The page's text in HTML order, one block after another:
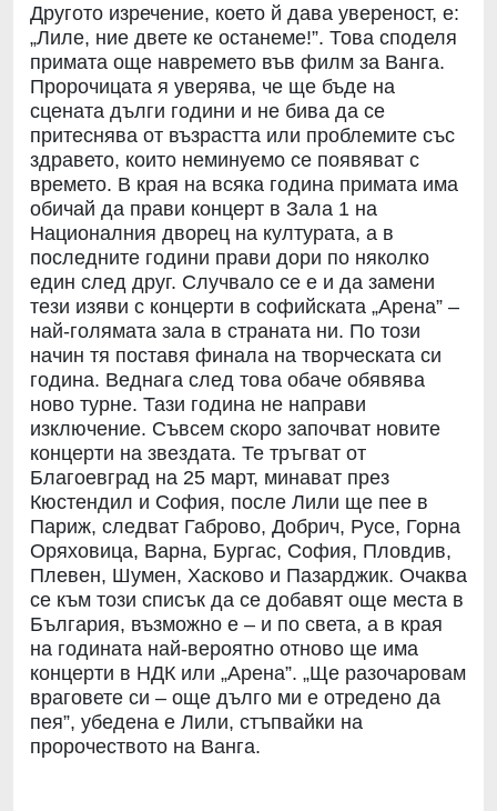
Другото изречение, което й дава увереност, е:
„Лиле, ние двете ке останеме!”. Това споделя
примата още навремето във филм за Ванга.
Пророчицата я уверява, че ще бъде на
сцената дълги години и не бива да се
притеснява от възрастта или проблемите със
здравето, които неминуемо се появяват с
времето. В края на всяка година примата има
обичай да прави концерт в Зала 1 на
Националния дворец на културата, а в
последните години прави дори по няколко
един след друг. Случвало се е и да замени
тези изяви с концерти в софийската „Арена” –
най-голямата зала в страната ни. По този
начин тя поставя финала на творческата си
година. Веднага след това обаче обявява
ново турне. Тази година не направи
изключение. Съвсем скоро започват новите
концерти на звездата. Те тръгват от
Благоевград на 25 март, минават през
Кюстендил и София, после Лили ще пее в
Париж, следват Габрово, Добрич, Русе, Горна
Оряховица, Варна, Бургас, София, Пловдив,
Плевен, Шумен, Хасково и Пазарджик. Очаква
се към този списък да се добавят още места в
България, възможно е – и по света, а в края
на годината най-вероятно отново ще има
концерти в НДК или „Арена”. „Ще разочаровам
враговете си – още дълго ми е отредено да
пея”, убедена е Лили, стъпвайки на
пророчеството на Ванга.